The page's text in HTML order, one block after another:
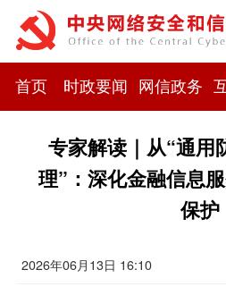
首页 时政要闻 网信政务
专家解读｜从“通用
理”：深化金融信息
保护
2026年06月13日 16:10